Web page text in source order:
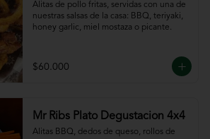
Alitas de pollo fritas, servidas con una de
nuestras salsas de la casa: BBQ, teriyaki,
honey garlic, miel mostaza o picante.
$60.000
Mr Ribs Plato Degustacion 4x4
Alitas BBQ, dedos de queso, rollos de